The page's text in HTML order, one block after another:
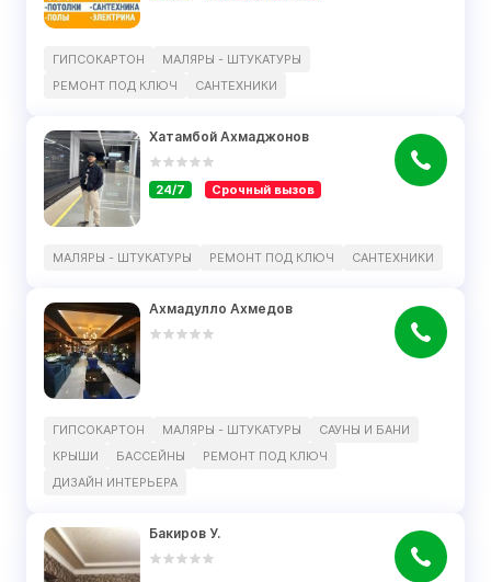
ГИПСОКАРТОН
МАЛЯРЫ - ШТУКАТУРЫ
РЕМОНТ ПОД КЛЮЧ
САНТЕХНИКИ
Хатамбой Ахмаджонов
24/7 Срочный вызов
МАЛЯРЫ - ШТУКАТУРЫ РЕМОНТ ПОД КЛЮЧ САНТЕХНИКИ
Ахмадулло Ахмедов
ГИПСОКАРТОН МАЛЯРЫ - ШТУКАТУРЫ
САУНЫ И БАНИ
КРЫШИ
БАССЕЙНЫ
РЕМОНТ ПОД КЛЮЧ
ДИЗАЙН ИНТЕРЬЕРА
Бакиров У.